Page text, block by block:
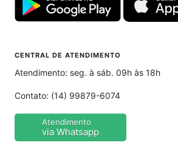
CENTRAL DE ATENDIMENTO
Atendimento: seg. à sáb. 09h às 18h
Contato: (14) 99879-6074
Atendimento
via Whatsapp